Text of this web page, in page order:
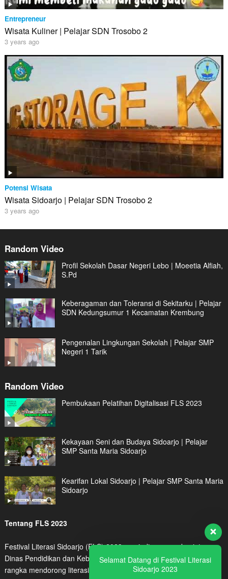
Entrepreneur
Wisata Kuliner | Pelajar SDN Trosobo 2
3 years ago
Potensi Wisata
Wisata Sidoarjo | Pelajar SDN Trosobo 2
3 years ago
Random Video
Profil Sekolah Dasar Negeri Lebo | Moeetia Alfiah,
S.Pd
Keberagaman dan Toleransi di Sekitarku | Pelajar
SDN Kedungsumur 1 Kecamatan Krembung
Pengenalan Lingkungan Sekolah | Pelajar SMP
Negeri 1 Tarik
Random Video
Pembukaan Pelatihan Digitalisasi FLS 2023
Kekayaan Seni dan Budaya Sidoarjo | Pelajar
SMP Santa Maria Sidoarjo
Kearifan Lokal Sidoarjo | Pelajar SMP Santa Maria
Sidoarjo
Tentang FLS 2023
Festival Literasi Sidoarjo (FLS) 2023 menjadi program kegiatan
Dinas Pendidikan dan Kebudayaan Kabupaten Sidoarjo dalam
rangka mendorong literasi digital peserta didik maupun tenaga
Selamat Datang di Festival Literasi
Sidoarjo 2023